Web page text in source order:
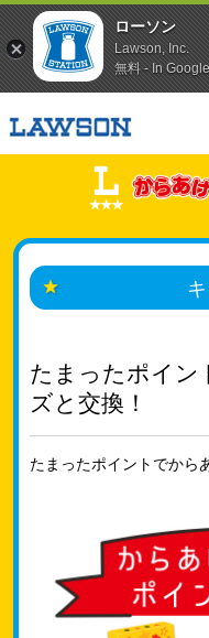
たまったポイン
ズと交換！
たまったポイントでから
ローソン
Lawson, Inc.
無料 - In